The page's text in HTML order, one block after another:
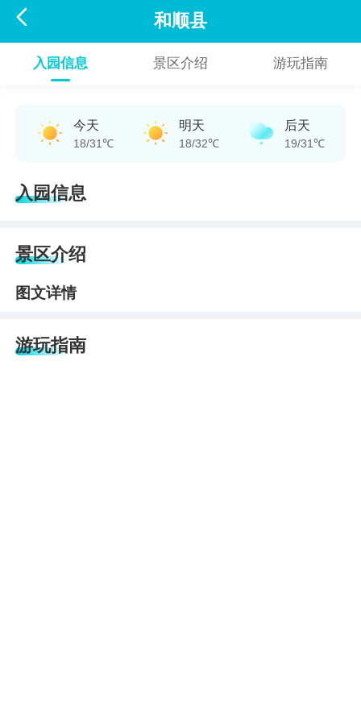
 和顺县
入园信息 景区介绍 游玩指南
今天
18/31℃
明天
18/32℃
后天
19/31℃
入园信息
景区介绍
图文详情
游玩指南